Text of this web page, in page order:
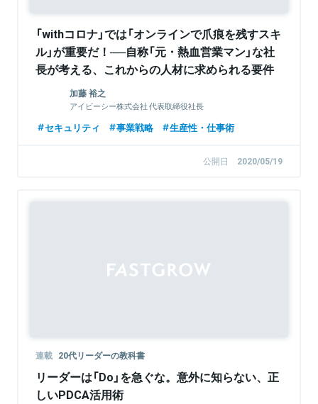
「withコロナ」では「オンラインで爪痕を残すスキ
ル」が重要だ！──自称「元・熱血営業マン」な社
長が考える、これからの人材に求められる要件
加藤 裕之
アイビーシー株式会社 代表取締役社長
セキュリティ 事業戦略 生産性・仕事術
公開日 2020/05/19
連載 20代リーダーの教科書
リーダーは「Do」を急ぐな。意外に知らない、正
しいPDCA活用術